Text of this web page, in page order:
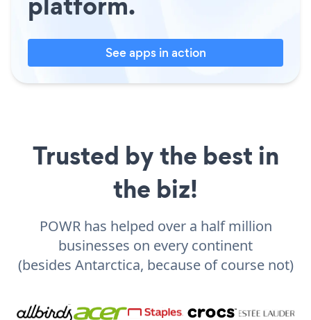
See apps in action
Trusted by the best in
the biz!
POWR has helped over a half million
businesses on every continent
(besides Antarctica, because of course not)